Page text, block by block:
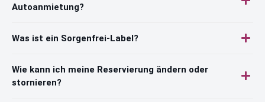
Autoanmietung?
Was ist ein Sorgenfrei-Label?
Wie kann ich meine Reservierung ändern oder
stornieren?